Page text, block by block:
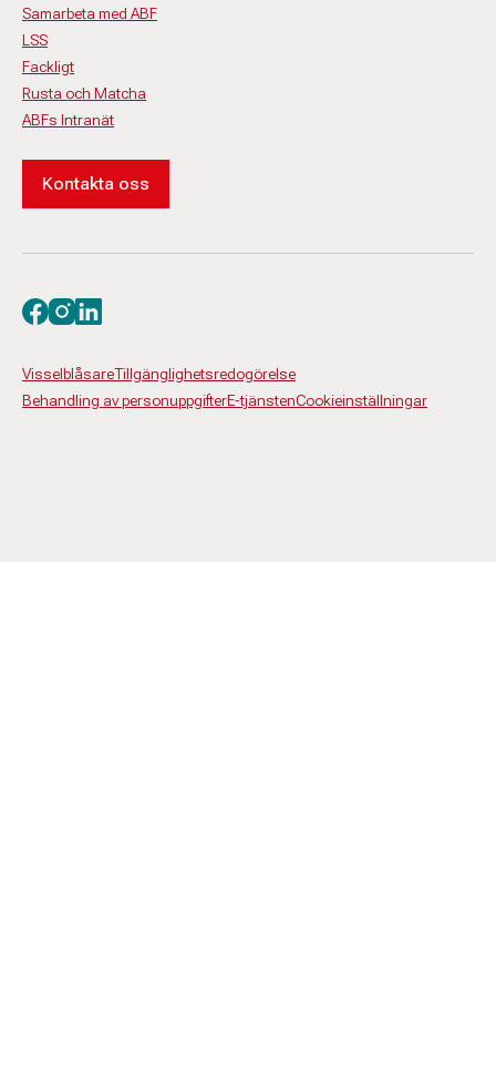
Samarbeta med ABF
LSS
Fackligt
Rusta och Matcha
ABFs Intranät
Kontakta oss
VisselblåsareTillgänglighetsredogörelse
Behandling av personuppgifterE-tjänstenCookieinställningar
Besök oss på facebook
Besök oss på instagram
Besök oss på linkedin